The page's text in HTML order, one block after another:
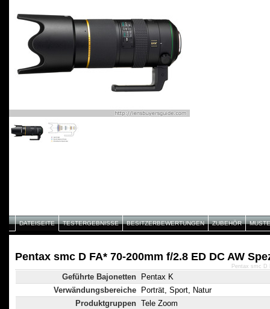
DATEISEITE TESTERGEBNISSE BESITZERBEWERTUNGEN ZUBEHÖR
Pentax smc D FA* 70-200mm f/2.8 ED DC AW
Geführte Bajonetten
Pentax K
Verwändungsbereiche
Porträt, Sport, Natur
Produktgruppen Tele Zoom
Pentax smc D